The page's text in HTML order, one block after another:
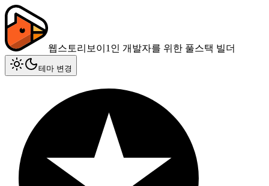
웹스토리보이 1인 개발자를 위한 풀스택 빌더
테마 변경